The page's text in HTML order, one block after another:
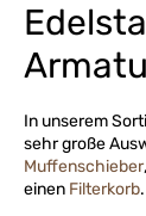
In unserem
sehr große
Muffenschieber,
einen Filterkorb